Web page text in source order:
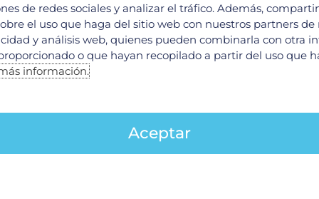
del cabello?
o emocional?
o una cirugía?
te solicite exámenes de sangre para
de redes sociales y analizar el tráfico. Además,
el uso que haga del sitio web con nuestros partners de
y análisis web, quienes pueden combinarla con otra
o que hayan recopilado a partir del uso que
información.
Aceptar